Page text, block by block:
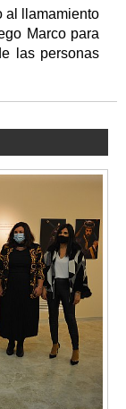
al llamamiento
Marco para
las personas